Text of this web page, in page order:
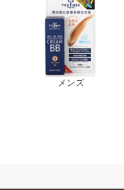
メンズ